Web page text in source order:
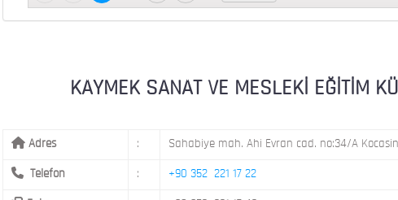
KAYMEK MOSTAR
KAYMEK TOKİ
MİMARSİNAN DEMOKRASİ MAH. FATİN RÜŞTÜ
KAYMEK SANAT VE MESLEKİ EĞİTİM
Adres : Sahabiye mah. Ahi Evran cad. no:34/A
Telefon : +90 352 221 17 22